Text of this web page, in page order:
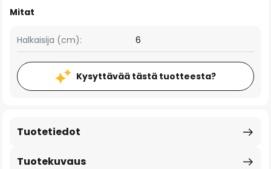
Mitat
Halkaisija (cm): 6
Kysyttävää tästä tuotteesta?
Tuotekuvaus
Tuotetiedot